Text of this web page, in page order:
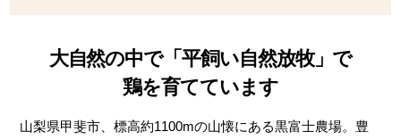
大自然の中で「平飼い自然放牧」で
鶏を育てています
山梨県甲斐市、標高約1100mの山懐にある黒富士農場。豊